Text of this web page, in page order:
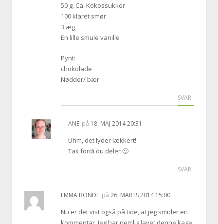
50 g. Ca. Kokossukker
100 klaret smør
3 æg
En lille smule vanille
Pynt:
chokolade
Nødder/ bær
SVAR
ANE på 18. MAJ 2014 20:31
Uhm, det lyder lækkert!
Tak fordi du deler 🙂
SVAR
EMMA BONDE på 26. MARTS 2014 15:00
Nu er det vist også på tide, at jeg smider en